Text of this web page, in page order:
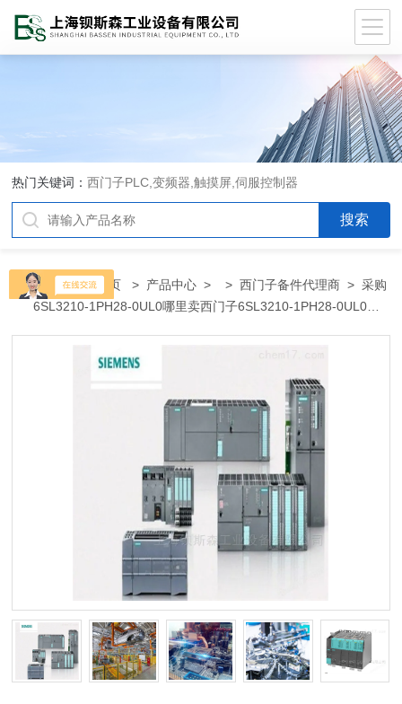
热门关键词：西门子PLC,变频器,触摸屏,伺服控制器
当前位置：首页 > 产品中心 > >西门子备件代理商 > 采购
6SL3210-1PH28-0UL0哪里卖西门子6SL3210-1PH28-0UL0代